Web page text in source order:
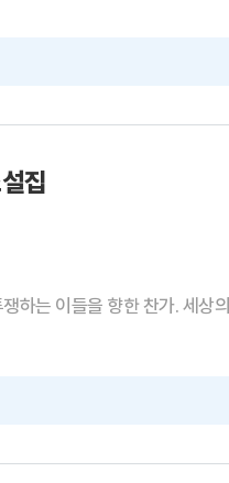
집
하는 이들을 향한 찬가. 세상